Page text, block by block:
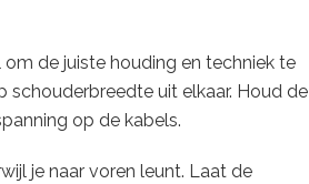
de juiste houding en techniek te
uit elkaar. Houd de
op de kabels.
je naar voren leunt. Laat de